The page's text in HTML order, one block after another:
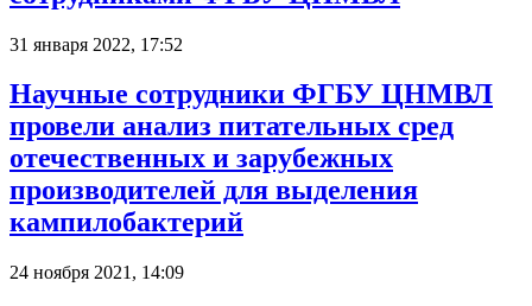
31 января 2022, 17:52
Научные сотрудники ФГБУ ЦНМВЛ
провели анализ питательных сред
отечественных и зарубежных
производителей для выделения
кампилобактерий
24 ноября 2021, 14:09